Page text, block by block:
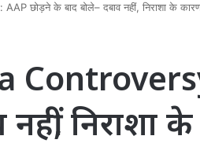
छोड़ने के बाद बोले– दबाव नहीं, निराशा के
निराशा